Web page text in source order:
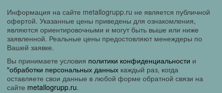
Информация на сайте metallogrupp.ru не является публичной
офертой. Указанные цены приведены для ознакомления,
являются ориентировочными и могут быть выше или ниже
заявленной. Реальные цены предостовляют менеждеры по
Вашей заявке.
Вы принимаете условия политики конфиденциальности и
"обработки персональных данных каждый раз, когда
оставляете свои данные в любой форме обратной связи на
сайте metallogrupp.ru.